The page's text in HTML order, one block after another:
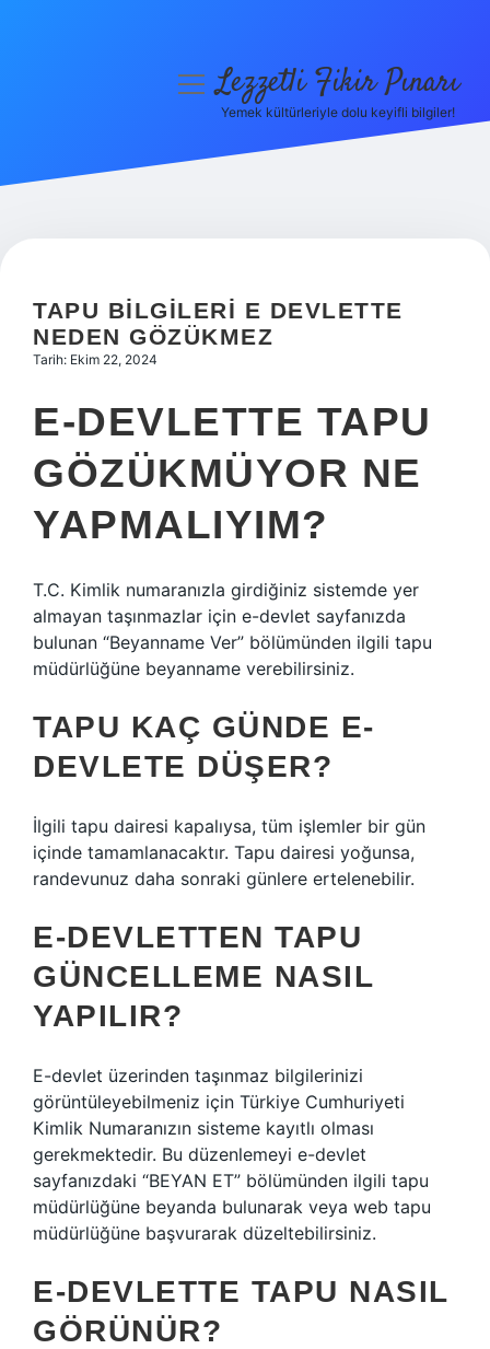
Hakkımızda
menüyüLezzetli Fikir Pınarı
Yemek kültürleriyle dolu keyifli bilgiler!
TAPU BILGILERI E DEVLETTE
NEDEN GÖZÜKMEZ
Tarih: Ekim 22, 2024
E-DEVLETTE TAPU
GÖZÜKMÜYOR NE
YAPMALIYIM?
T.C. Kimlik numaranızla girdiğiniz sistemde yer
almayan taşınmazlar için e-devlet sayfanızda
bulunan “Beyanname Ver” bölümünden ilgili tapu
müdürlüğüne beyanname verebilirsiniz.
TAPU KAÇ GÜNDE E-
DEVLETE DÜŞER?
İlgili tapu dairesi kapalıysa, tüm işlemler bir gün
içinde tamamlanacaktır. Tapu dairesi yoğunsa,
randevunuz daha sonraki günlere ertelenebilir.
E-DEVLETTEN TAPU
GÜNCELLEME NASIL
YAPILIR?
E-devlet üzerinden taşınmaz bilgilerinizi
görüntüleyebilmeniz için Türkiye Cumhuriyeti
Kimlik Numaranızın sisteme kayıtlı olması
gerekmektedir. Bu düzenlemeyi e-devlet
sayfanızdaki “BEYAN ET” bölümünden ilgili tapu
müdürlüğüne beyanda bulunarak veya web tapu
müdürlüğüne başvurarak düzeltebilirsiniz.
E-DEVLETTE TAPU NASIL
GÖRÜNÜR?